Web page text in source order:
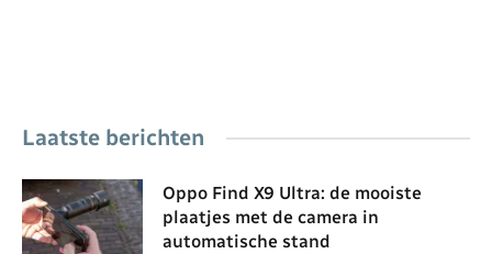
Laatste berichten
Oppo Find X9 Ultra: de mooiste
plaatjes met de camera in
automatische stand